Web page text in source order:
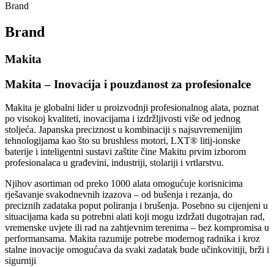
Brand
Brand
Makita
Makita – Inovacija i pouzdanost za profesionalce
Makita je globalni lider u proizvodnji profesionalnog alata, poznat
po visokoj kvaliteti, inovacijama i izdržljivosti više od jednog
stoljeća. Japanska preciznost u kombinaciji s najsuvremenijim
tehnologijama kao što su brushless motori, LXT® litij-ionske
baterije i inteligentni sustavi zaštite čine Makitu prvim izborom
profesionalaca u građevini, industriji, stolariji i vrtlarstvu.
Njihov asortiman od preko 1000 alata omogućuje korisnicima
rješavanje svakodnevnih izazova – od bušenja i rezanja, do
preciznih zadataka poput poliranja i brušenja. Posebno su cijenjeni u
situacijama kada su potrebni alati koji mogu izdržati dugotrajan rad,
vremenske uvjete ili rad na zahtjevnim terenima – bez kompromisa u
performansama. Makita razumije potrebe modernog radnika i kroz
stalne inovacije omogućava da svaki zadatak bude učinkovitiji, brži i
sigurniji